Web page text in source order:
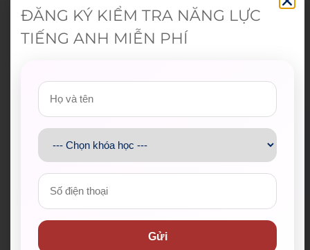
Khung năng lực ngo
ại ngữ 6 bậc
Câu lạc bộ nói tiếng Anh
miễn phí
Thông tin liên hệ WESET
Hotline: 028 38 38 38 77
Email: support@weset.edu.vn
Website:
Để lại thông tin ngay hoặcđăng ký tư vấn
ĐĂNG KÝ KIỂM TRA NĂNG LỰC
TIẾNG ANH MIỄN PHÍ
Gửi